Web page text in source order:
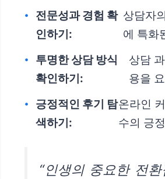
전문성과 경험 확
인하기:
상담자
에 특화
투명한 상담 방식
확인하기:
상담
용을
긍정적인 후기 탐
색하기:
온라인
수의 긍
“인생의 중요한 전